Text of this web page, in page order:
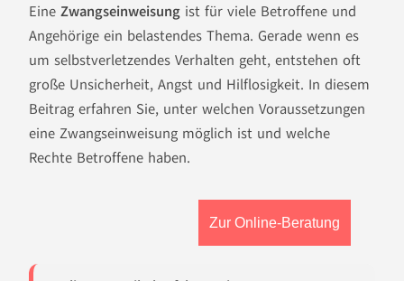
Eine Zwangseinweisung ist für viele Betroffene und
Angehörige ein belastendes Thema. Gerade wenn es
um selbstverletzendes Verhalten geht, entstehen oft
große Unsicherheit, Angst und Hilflosigkeit. In diesem
Beitrag erfahren Sie, unter welchen Voraussetzungen
eine Zwangseinweisung möglich ist und welche
Rechte Betroffene haben.
Zur Online-Beratung